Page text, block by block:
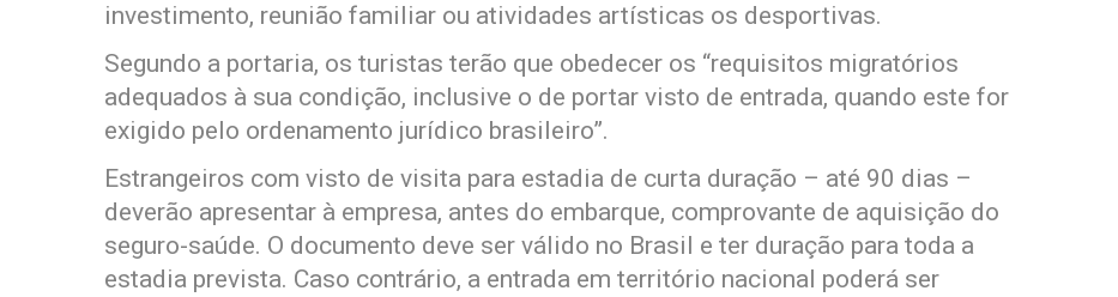
investimento, reunião familiar ou atividades artísticas os desportivas.
Segundo a portaria, os turistas terão que obedecer os “requisitos migratórios
adequados à sua condição, inclusive o de portar visto de entrada, quando este for
exigido pelo ordenamento jurídico brasileiro”.
Estrangeiros com visto de visita para estadia de curta duração – até 90 dias –
deverão apresentar à empresa, antes do embarque, comprovante de aquisição do
seguro-saúde. O documento deve ser válido no Brasil e ter duração para toda a
estadia prevista. Caso contrário, a entrada em território nacional poderá ser